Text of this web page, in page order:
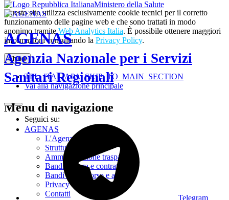
Questo sito utilizza esclusivamente cookie tecnici per il corretto
funzionamento delle pagine web e che sono trattati in modo
anonimo tramite Web Analytics Italia. È possibile ottenere maggiori
informazioni consultando la Privacy Policy.
Chiudi
TPL_ITALIAPA_SKIP_TO_MAIN_SECTION
Vai alla navigazione principale
Ministero della Salute
AGENAS
Agenzia Nazionale per i Servizi
Sanitari Regionali
Seguici su:
Telegram
Menu di navigazione
AGENAS
L'Agenzia
Struttura
Amministrazione trasparente
Bandi di gara e contratti
Bandi di concorso e avvisi
Privacy
Contatti